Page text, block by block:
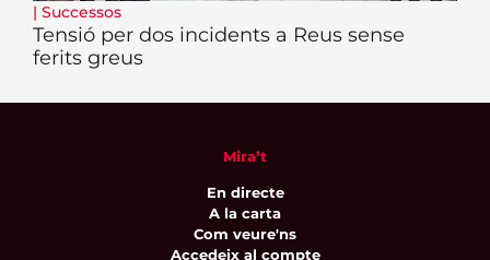
| Successos
Tensió per dos incidents a Reus sense
ferits greus
Mira’t
En directe
A la carta
Com veure'ns
Accedeix al compte